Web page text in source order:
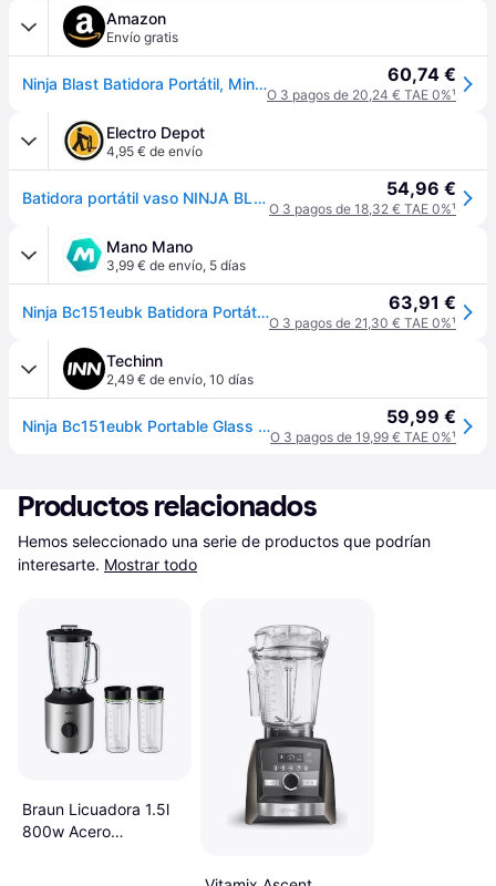
Amazon
Envío gratis
Ninja Blast Batidora Portátil, Minibatidora sin Cable, Recargable BC151EUBK 60,74 €
O 3 pagos de 20,24 € TAE 0%¹
Electro Depot
4,95 € de envío
Batidora portátil vaso NINJA BLAST BC151EUBK 54,96 €
O 3 pagos de 18,32 € TAE 0%¹
Mano Mano
3,99 € de envío, 5 días
Ninja Bc151eubk Batidora Portátil Negra 530 Ml 63,91 €
O 3 pagos de 21,30 € TAE 0%¹
Techinn
2,49 € de envío, 10 días
Ninja Bc151eubk Portable Glass Blender Transparente One Size / EU Plug 220V 59,99 €
O 3 pagos de 19,99 € TAE 0%¹
Productos relacionados
Hemos seleccionado una serie de productos que podrían
interesarte. Mostrar todo
Braun Licuadora 1.5l
800w Acero